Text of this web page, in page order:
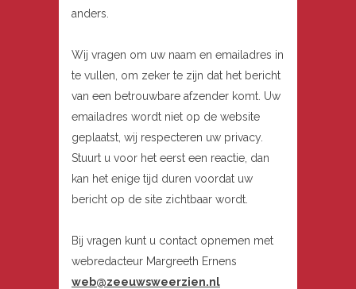
anders.
Wij vragen om uw naam en emailadres in
te vullen, om zeker te zijn dat het bericht
van een betrouwbare afzender komt. Uw
emailadres wordt niet op de website
geplaatst, wij respecteren uw privacy.
Stuurt u voor het eerst een reactie, dan
kan het enige tijd duren voordat uw
bericht op de site zichtbaar wordt.
Bij vragen kunt u contact opnemen met
webredacteur Margreeth Ernens
web@zeeuwsweerzien.nl